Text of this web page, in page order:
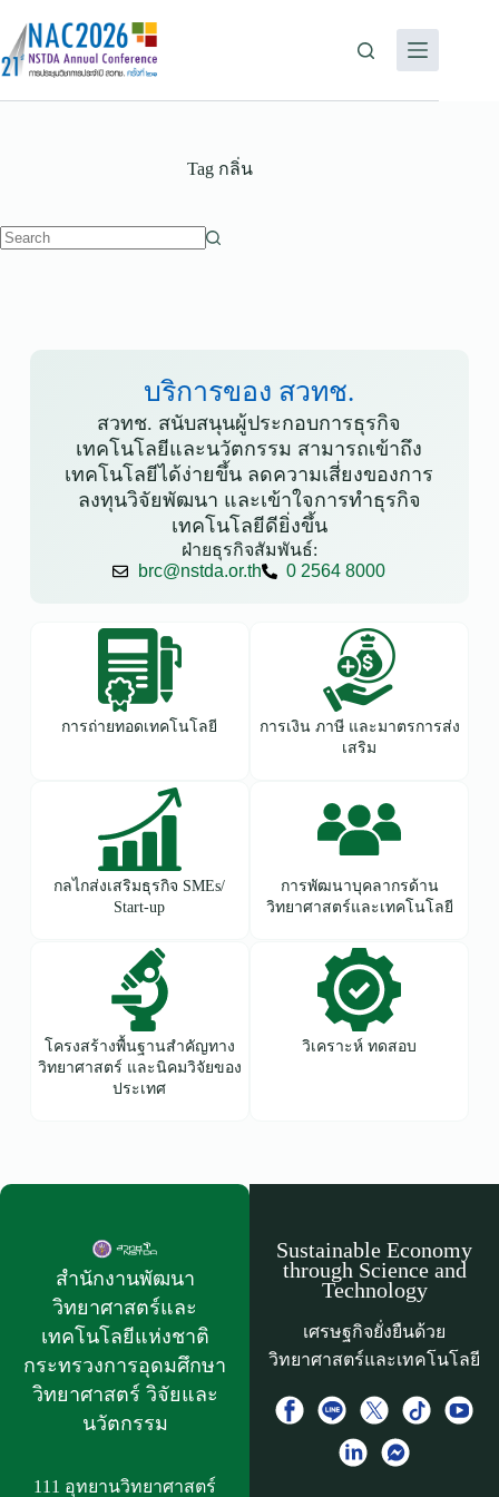
Tagกลิ่น
บริการของ สวทช.
สวทช. สนับสนุนผู้ประกอบการธุรกิจ
เทคโนโลยีและนวัตกรรม สามารถเข้าถึง
เทคโนโลยีได้ง่ายขึ้น ลดความเสี่ยงของการ
ลงทุนวิจัยพัฒนา และเข้าใจการทำธุรกิจ
เทคโนโลยีดียิ่งขึ้น
ฝ่ายธุรกิจสัมพันธ์:
brc@nstda.or.th
0 2564 8000
การถ่ายทอดเทคโนโลยี
การเงิน ภาษี และมาตรการส่ง
เสริม
กลไกส่งเสริมธุรกิจ SMEs/
Start-up
การพัฒนาบุคลากรด้าน
วิทยาศาสตร์และเทคโนโลยี
โครงสร้างพื้นฐานสำคัญทาง
วิทยาศาสตร์ และนิคมวิจัยของ
ประเทศ
วิเคราะห์ ทดสอบ
สำนักงานพัฒนา
วิทยาศาสตร์และ
เทคโนโลยีแห่งชาติ​
กระทรวงการอุดมศึกษา
วิทยาศาสตร์ วิจัยและ
นวัตกรรม
111 อุทยานวิทยาศาสตร์
Sustainable Economy
through Science and
Technology
เศรษฐกิจยั่งยืนด้วย
วิทยาศาสตร์และเทคโนโลยี